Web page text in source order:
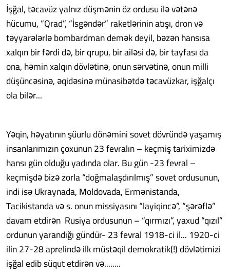
İşğal, təcavüz yalnız düşmənin öz ordusu ilə vətənə
hücumu, “Qrad”, “İsgəndər” raketlərinin atışı, dron və
təyyarələrlə bombardman demək deyil, bəzən hansısa
xalqın bir fərdi də, bir qrupu, bir ailəsi də, bir tayfası da
ona, həmin xalqın dövlətinə, onun sərvətinə, onun milli
düşüncəsinə, əqidəsinə münasibətdə təcavüzkar, işğalçı
ola bilər...
Yəqin, həyatının şüurlu dönəmini sovet dövründə yaşamış
insanlarımızın çoxunun 23 fevralın – keçmiş tariximizdə
hansı gün olduğu yadında olar. Bu gün -23 fevral –
keçmişdə bizə zorla “doğmalaşdırılmış” sovet ordusunun,
indi isə Ukraynada, Moldovada, Ermənistanda,
Tacikistanda və s. onun missiyasını “layiqincə”, “şərəflə”
davam etdirən Rusiya ordusunun – “qırmızı”, yaxud “qızıl”
ordunun yarandığı gündür- 23 fevral 1918-ci il... 1920-ci
ilin 27-28 aprelində ilk müstəqil demokratik(!) dövlətimizi
işğal edib süqut etdirən və........